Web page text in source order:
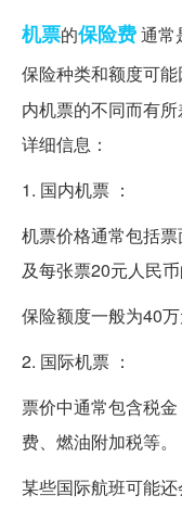
机票的保险费通常
保险种类和额度可能
内机票的不同而有
详细信息：
1. 国内机票 ：
机票价格通常包括
及每张票20元人民币
保险额度一般为40万
2. 国际机票 ：
票价中通常包含税
费、燃油附加税等。
某些国际航班可能